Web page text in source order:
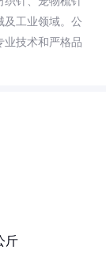
及工业领域。公
业技术和严格品
斤